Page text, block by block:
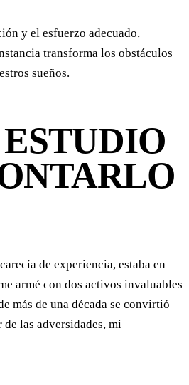
y el esfuerzo adecuado,
transforma los obstáculos
sueños.
de experiencia, estaba en
armé con dos activos invaluables
más de una década se convirtió
las adversidades, mi